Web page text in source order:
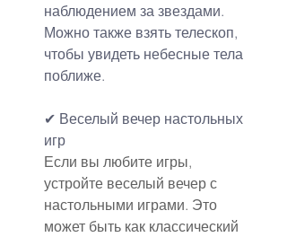
наблюдением за звездами.
Можно также взять телескоп,
чтобы увидеть небесные тела
поближе.
✔ Веселый вечер настольных
игр
Если вы любите игры,
устройте веселый вечер с
настольными играми. Это
может быть как классический